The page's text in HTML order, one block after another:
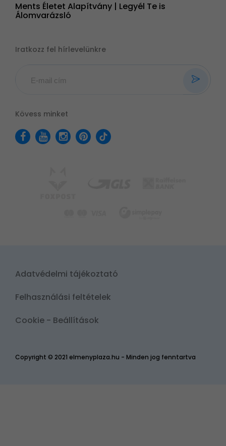
Ments Életet Alapítvány | Legyél Te is
Álomvarázsló
Iratkozz fel hírlevelünkre
Kövess minket
Copyright © 2021 elmenyplaza.hu - Minden jog fenntartva
Adatvédelmi tájékoztató
Felhasználási feltételek
Cookie - Beállítások